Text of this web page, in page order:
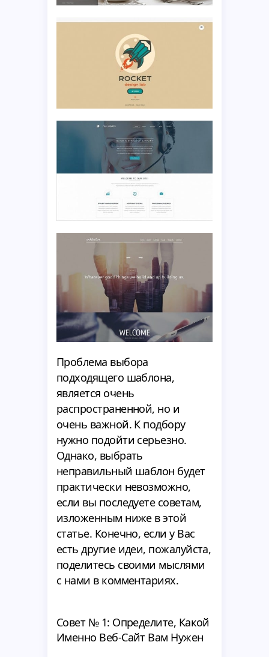
Проблема выбора
подходящего шаблона,
является очень
распространенной, но и
очень важной. К подбору
нужно подойти серьезно.
Однако, выбрать
неправильный шаблон будет
практически невозможно,
если вы последуете советам,
изложенным ниже в этой
статье. Конечно, если у Вас
есть другие идеи, пожалуйста,
поделитесь своими мыслями
с нами в комментариях.
Совет № 1: Определите, Какой
Именно Веб-Сайт Вам Нужен